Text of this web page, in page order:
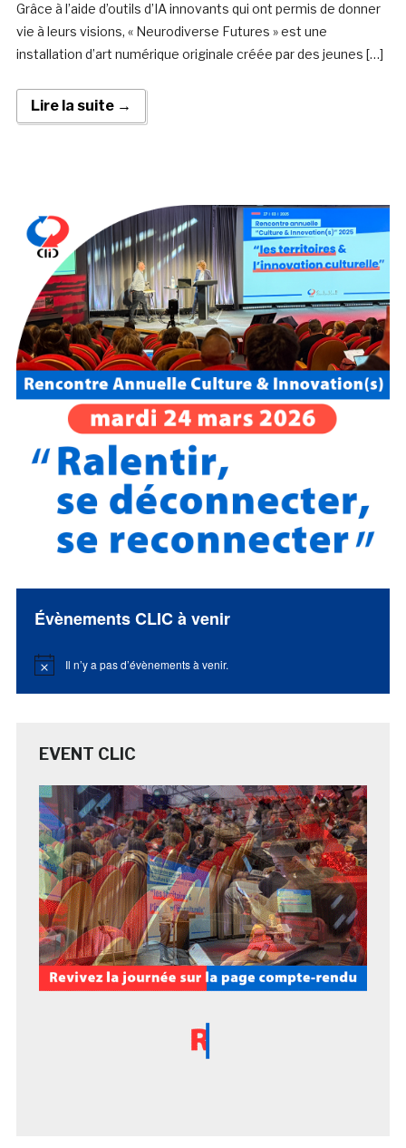
Grâce à l’aide d’outils d’IA innovants qui ont permis de donner
vie à leurs visions, « Neurodiverse Futures » est une
installation d’art numérique originale créée par des jeunes […]
Lire la suite →
Évènements CLIC à venir
Notice Il n’y a pas d’évènements à venir.
EVENT CLIC